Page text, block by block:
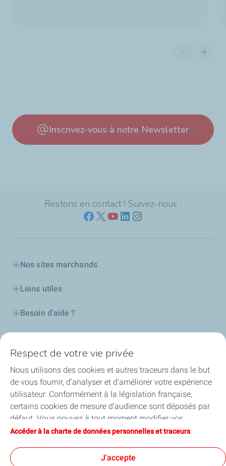
Diapositive
Inscrivez-vous à notre Newsletter
Restons en contact ! Suivez-nous :
Nos sites marchands
Liens utiles
Besoin d'aide ?
Certificats d'économies d'énergie
Nos partenaires
Collaborer avec TotalEnergies
Accessibilité
Respect de votre vie privée
Nous utilisons des cookies et autres traceurs dans le but
de vous fournir, d’analyser et d’améliorer votre expérience
utilisateur. Conformément à la législation française,
certains cookies de mesure d'audience sont déposés par
défaut. Vous pouvez à tout moment modifier vos
paramètres de cookies en cliquant sur le bouton « Gérer
vous acceptez le dépôt de l’ensemble des cookies. Dans le
Accéder à la charte de données personnelles et traceurs
J'accepte